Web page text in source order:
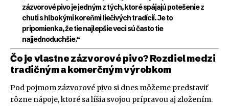
zázvorové pivo je jedným z tých, ktoré spájajú potešenie z
chuti s hlbokými koreňmi liečivých tradícií. Je to
pripomienka, že tie najlepšie veci sú často tie
najjednoduchšie.“
Čo je vlastne zázvorové pivo? Rozdiel medzi
tradičným a komerčným výrobkom
Pod pojmom zázvorové pivo si dnes môžeme predstaviť
rôzne nápoje, ktoré sa líšia svojou prípravou aj zložením.